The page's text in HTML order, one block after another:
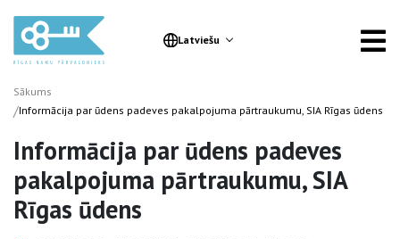
Latviešu
Sākums
/Informācija par ūdens padeves pakalpojuma pārtraukumu, SIA Rīgas ūdens
Informācija par ūdens padeves
pakalpojuma pārtraukumu, SIA
Rīgas ūdens